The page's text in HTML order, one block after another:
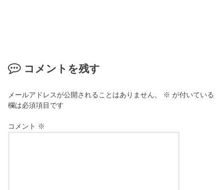
コメントを残す
メールアドレスが公開されることはありません。 ※ が付いている
欄は必須項目です
コメント ※